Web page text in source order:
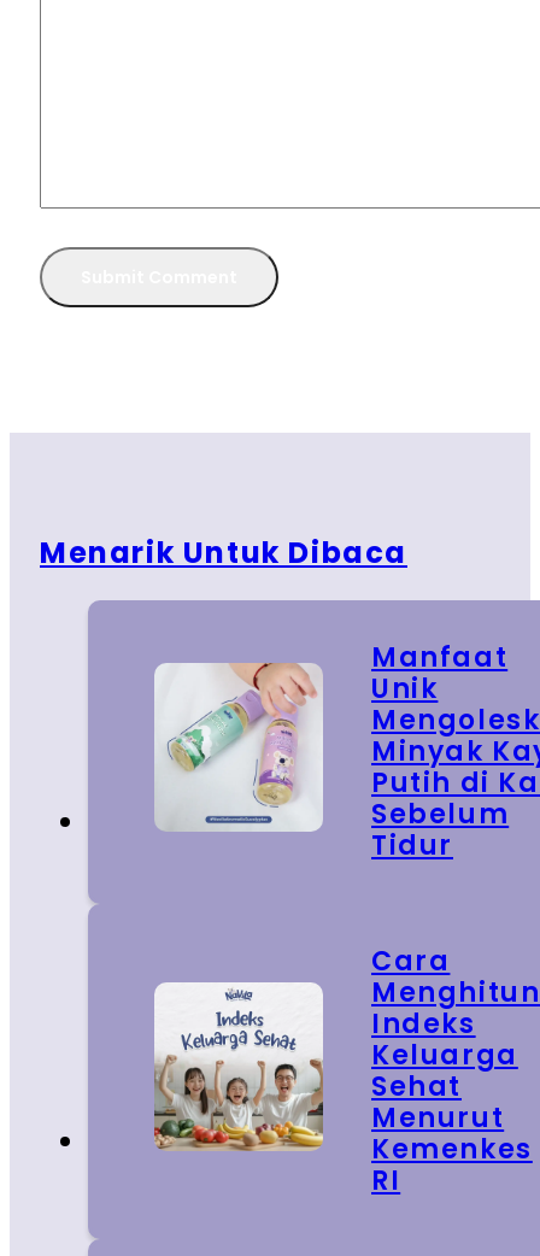
Menarik Untuk Dibaca
Manfaat
Unik
Minyak
Putih di
Sebelum
Tidur
Cara
Indeks
Keluarga
Sehat
Menurut
Kemenkes
RI